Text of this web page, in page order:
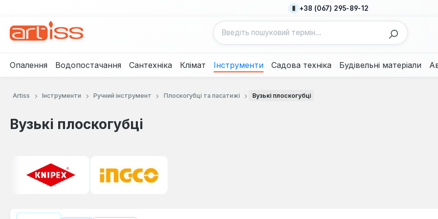
+38 (067) 295-89-12
Опалення Водопостачання Сантехніка Клімат Інструменти Садова техніка Будівельні матеріали
Artiss Інструменти Ручний інструмент Плоскогубці та пасатижі Вузькі плоскогубці
Вузькі плоскогубці